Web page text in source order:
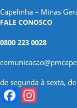
Capelinha – Minas
FALE CONOSCO
0800 223 0028
de segunda à sexta,
Facebook